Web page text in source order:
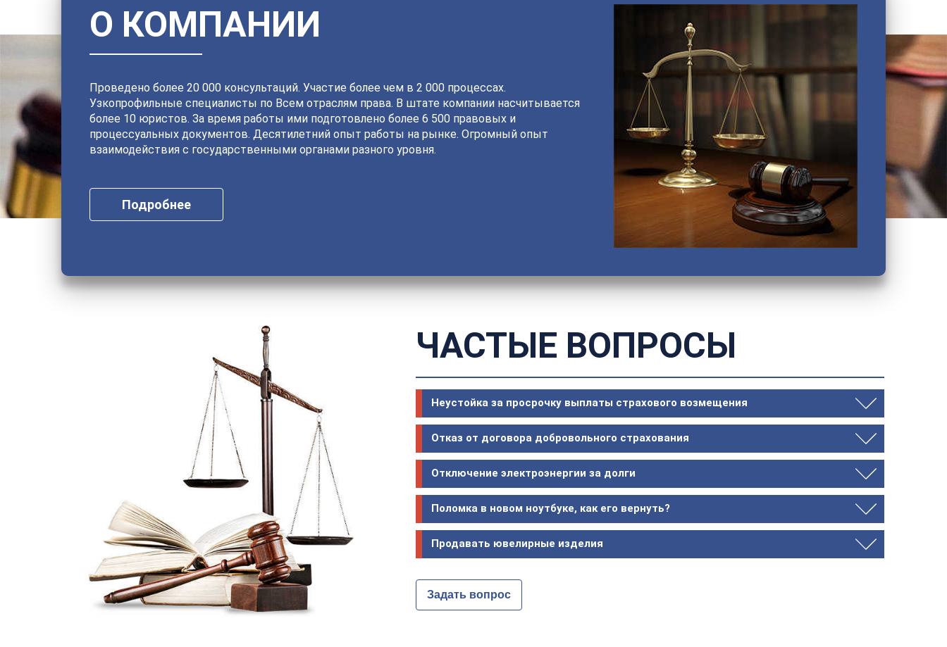
Калининский
Кировский
Колпинский
Красногвардейский
Ленинский
Октябрьский
Петроградский
Петродворцовый
Приморский
Пушкинский
Смольнинский
Фрунзенский
О КОМПАНИИ
Проведено более 20 000 консультаций. Участие более чем в 2 000 процессах.
Узкопрофильные специалисты по Всем отраслям права. В штате компании насчитывается
более 10 юристов. За время работы ими подготовлено более 6 500 правовых и
процессуальных документов. Десятилетний опыт работы на рынке. Огромный опыт
взаимодействия с государственными органами разного уровня.
Подробнее
ЧАСТЫЕ ВОПРОСЫ
Неустойка за просрочку выплаты страхового возмещения
Отказ от договора добровольного страхования
Отключение электроэнергии за долги
Поломка в новом ноутбуке, как его вернуть?
Продавать ювелирные изделия
Задать вопрос